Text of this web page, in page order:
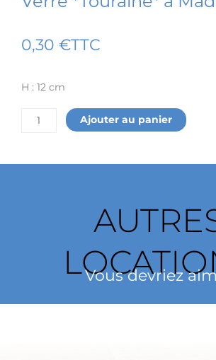
0,30 €TTC
H : 12 cm
quantité
Ajouter au panier
Vous devriez